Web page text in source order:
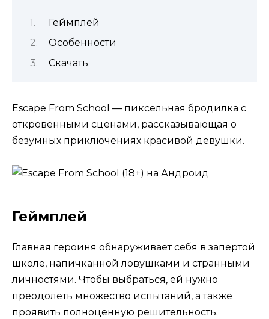
Геймплей
Особенности
Скачать
Escape From School — пиксельная бродилка с
откровенными сценами, рассказывающая о
безумных приключениях красивой девушки.
Геймплей
Главная героиня обнаруживает себя в запертой
школе, напичканной ловушками и странными
личностями. Чтобы выбраться, ей нужно
преодолеть множество испытаний, а также
проявить полноценную решительность.